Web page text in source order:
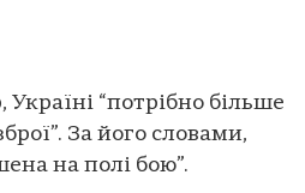
Україні “потрібно більше
За його словами,
на полі бою”.